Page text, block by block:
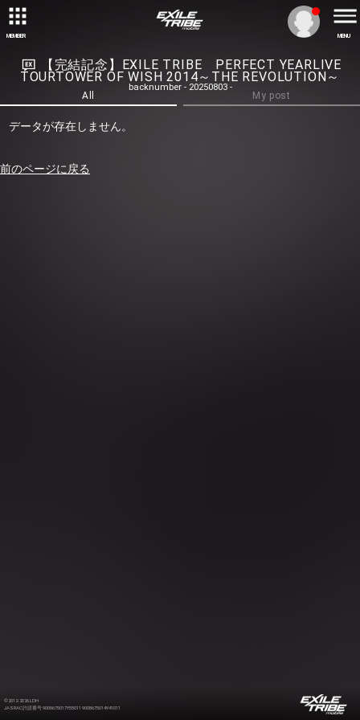
MEMBER MENU
【完結記念】EXILE TRIBE PERFECT YEARLIVE
TOURTOWER OF WISH 2014～THE REVOLUTION～
backnumber - 20250803 -
All My post
データが存在しません。
前のページに戻る
©2012-2026 LDH
JASRAC許諾番号 9008675017Y55011 9008675014Y41011